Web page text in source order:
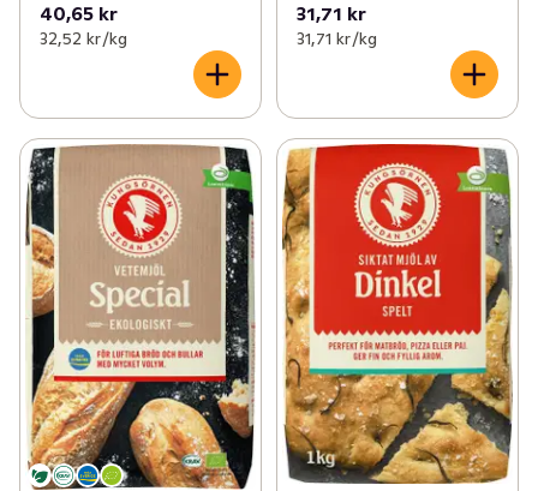
40,65 kr
32,52 kr /kg
31,71 kr
31,71 kr /kg